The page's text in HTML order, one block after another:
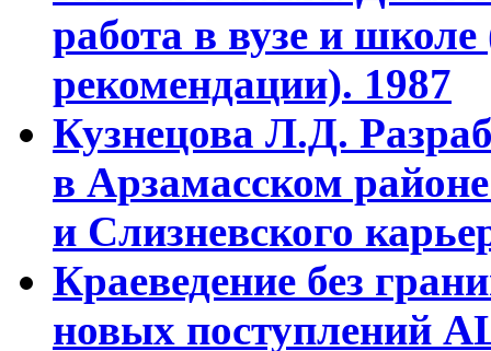
работа в вузе и
рекомендации). 1987
Кузнецова Л.Д.
в Арзамасском
и Слизневского
Краеведение без
новых поступлений